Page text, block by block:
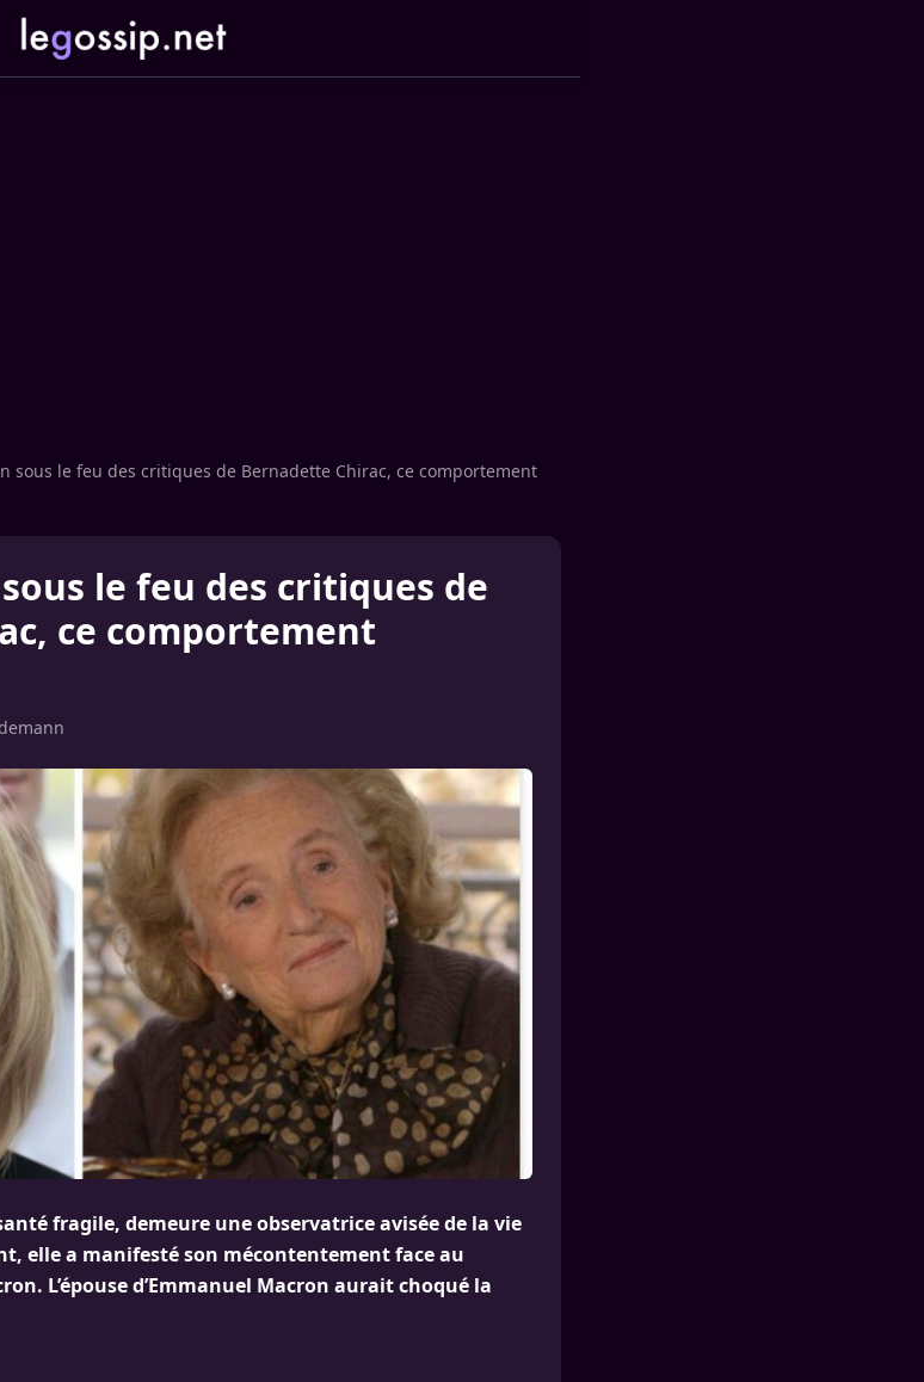
sous le feu des critiques de Bernadette Chirac, ce comportement
le feu des critiques de
ce comportement
fragile, demeure une observatrice avisée de la vie
elle a manifesté son mécontentement face au
L’épouse d’Emmanuel Macron aurait choqué la